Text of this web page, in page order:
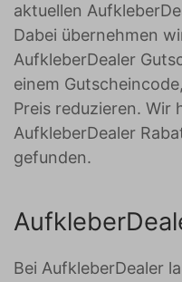
aktuellen
Dabei übernehmen
AufkleberDealer
einem
Preis reduzieren. Wir
AufkleberDealer
gefunden.
Bei AufkleberDealer